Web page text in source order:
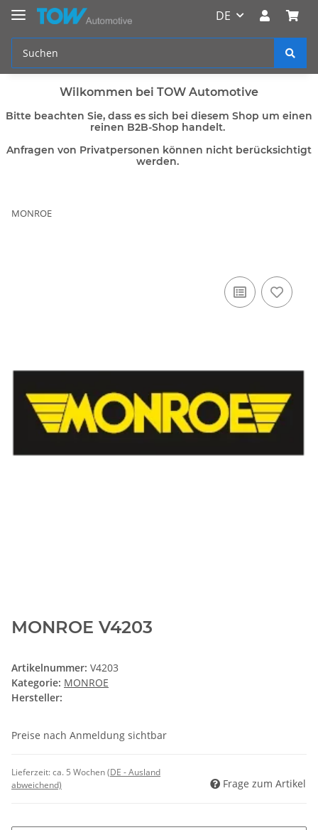
DE
Wilkommen bei TOW Automotive
Bitte beachten Sie, dass es sich bei diesem Shop um einen
reinen B2B-Shop handelt.
Anfragen von Privatpersonen können nicht berücksichtigt
werden.
MONROE
MONROE V4203
Artikelnummer: V4203
Kategorie: MONROE
Hersteller:
Preise nach Anmeldung sichtbar
Lieferzeit:ca. 5 Wochen(DE - Ausland
abweichend)
Frage zum Artikel